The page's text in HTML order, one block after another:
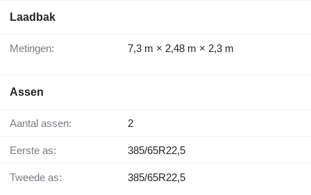
Laadbak
Metingen: 7,3 m × 2,48 m × 2,3 m
Assen
Aantal assen: 2
Eerste as: 385/65R22,5
Tweede as: 385/65R22,5